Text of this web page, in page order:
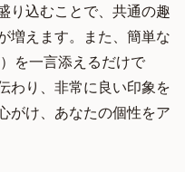
り込むことで、共通の趣
増えます。また、簡単な
を一言添えるだけで
わり、非常に良い印象を
がけ、あなたの個性をア